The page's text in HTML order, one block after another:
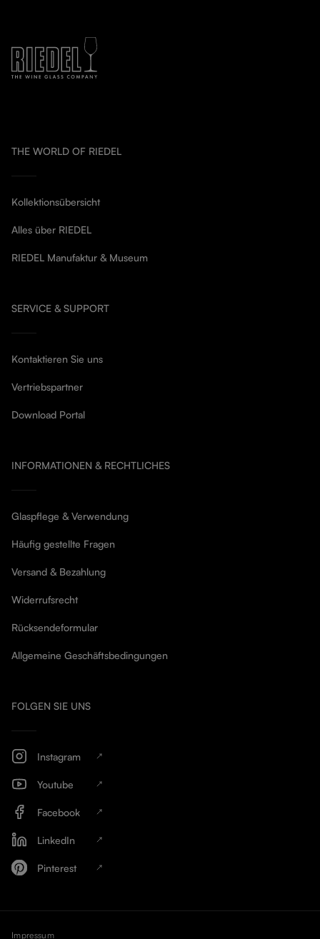
THE WORLD OF RIEDEL
Kollektionsübersicht
Alles über RIEDEL
RIEDEL Manufaktur & Museum
SERVICE & SUPPORT
Kontaktieren Sie uns
Vertriebspartner
Download Portal
INFORMATIONEN & RECHTLICHES
Glaspflege & Verwendung
Häufig gestellte Fragen
Versand & Bezahlung
Widerrufsrecht
Rücksendeformular
Allgemeine Geschäftsbedingungen
FOLGEN SIE UNS
Instagram
Youtube
Facebook
LinkedIn
Pinterest
Impressum